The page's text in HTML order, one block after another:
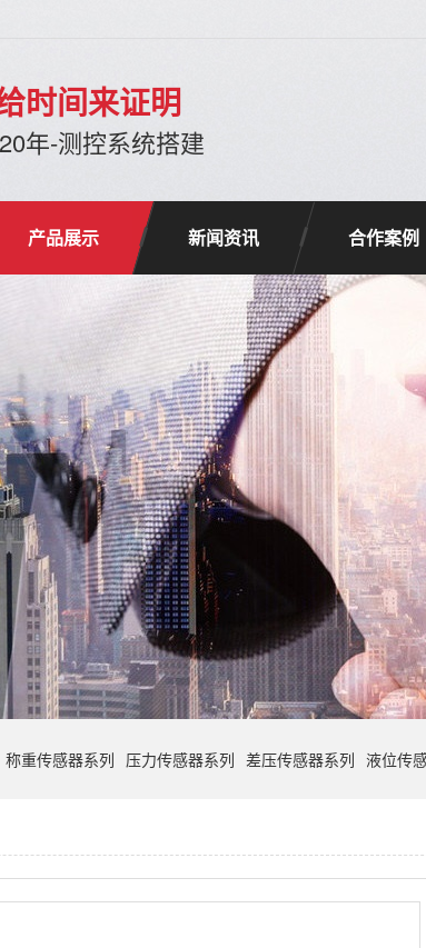
时间来证明
年-测控系统搭建
产品展示 新闻资讯 合作案例
称重传感器系列 压力传感器系列 差压传感器系列 液位传